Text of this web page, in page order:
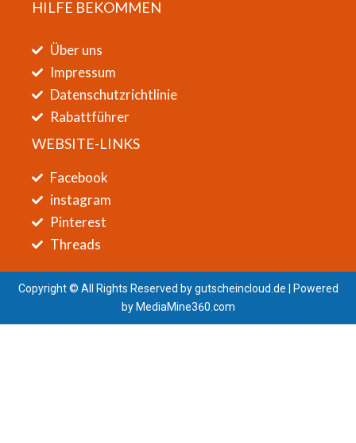
HILFE BEKOMMEN
Über uns
Impressum
Datenschutzrichtlinie
Rabattführer
WEBSITE-LINKS
Facebook
instagram
Pinterest
Threads
Copyright © All Rights Reserved bygutscheincloud.de | Powered
by MediaMine360.com